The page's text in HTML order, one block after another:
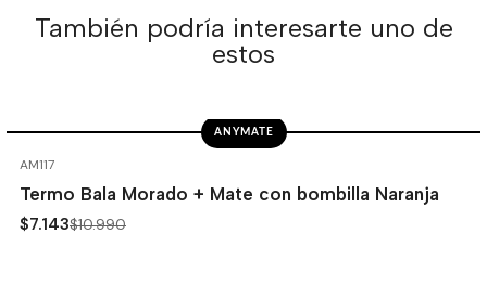
También podría interesarte uno de
estos
AM117
ANYMATE
Termo Bala Morado + Mate con bombilla Naranja
$7.143$10.990